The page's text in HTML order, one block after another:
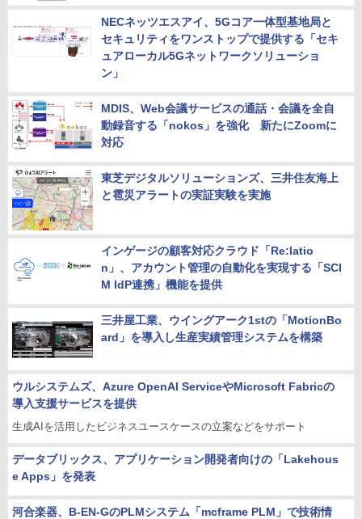
NECネッツエスアイ、5Gコア一体型基地局と
セキュリティをワンストップで提供する「セキ
ュアローカル5Gネットワークソリューショ
ン」
MDIS、Web会議サービスの通話・会議を全自
動録音する「nokos」を強化 新たにZoomに
対応
東芝デジタルソリューションズ、三井住友海上
と雹災アラートの実証実験を実施
インゲージの顧客対応クラウド「Re:latio
n」、アカウント管理の自動化を実現する「SCI
M IdP連携」機能を提供
三井屋工業、ウイングアーク1stの「MotionBo
ard」を導入し生産実績管理システムを構築
ウルシステムズ、Azure OpenAI ServiceやMicrosoft Fabricの
導入支援サービスを提供
生成AIを活用したビジネスユースケースの立案などをサポート
データブリックス、アプリケーション開発者向けの「Lakehous
e Apps」を発表
河合楽器、B-EN-GのPLMシステム「mcframe PLM」で技術情